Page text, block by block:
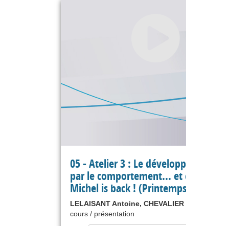
05 - Atelier 3 : Le développement
par le comportement... et en vrai ?
Michel is back ! (Printemps Agile
LELAISANT Antoine, CHEVALIER Sylvain
cours / présentation